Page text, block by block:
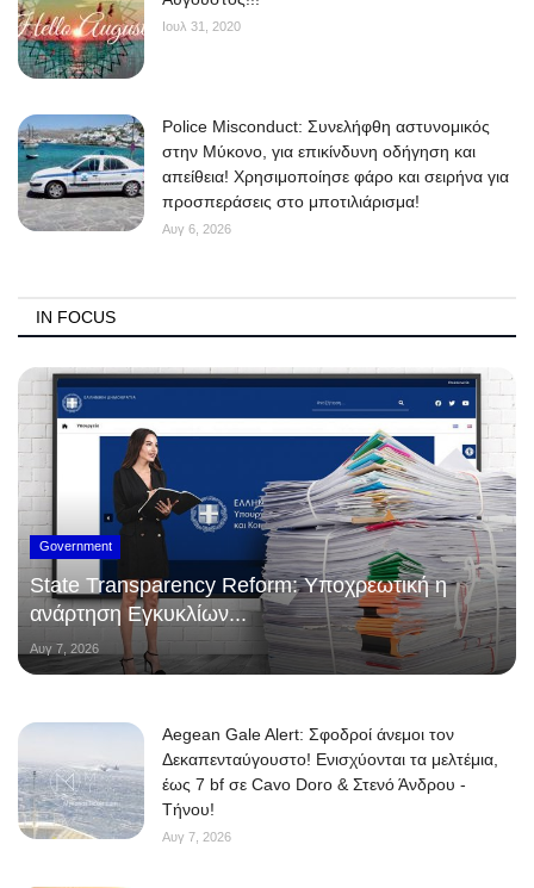
Ιουλ 31, 2020
Police Misconduct: Συνελήφθη αστυνομικός
στην Μύκονο, για επικίνδυνη οδήγηση και
απείθεια! Χρησιμοποίησε φάρο και σειρήνα για
προσπεράσεις στο μποτιλιάρισμα!
Αυγ 6, 2026
IN FOCUS
Government
State Transparency Reform: Υποχρεωτική η
ανάρτηση Εγκυκλίων...
Αυγ 7, 2026
Aegean Gale Alert: Σφοδροί άνεμοι τον
Δεκαπενταύγουστο! Ενισχύονται τα μελτέμια,
έως 7 bf σε Cavo Doro & Στενό Άνδρου -
Τήνου!
Αυγ 7, 2026